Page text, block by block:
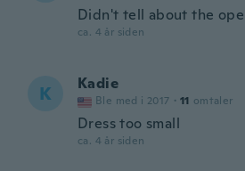
Didn't tell about the
ca. 4 år siden
K Kadie
Ble med i 2017 · 11 omtaler
Dress too small
ca. 4 år siden